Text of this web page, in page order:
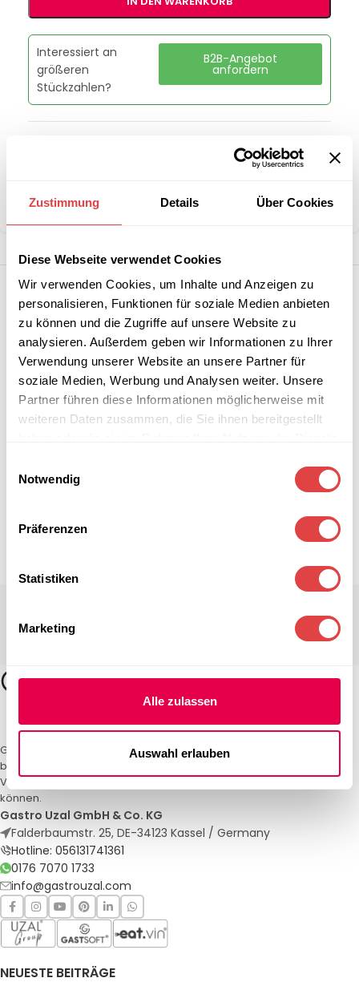
Zustimmung Details Über Cookies
Diese Webseite verwendet Cookies
Wir verwenden Cookies, um Inhalte und Anzeigen zu
personalisieren, Funktionen für soziale Medien anbieten
zu können und die Zugriffe auf unsere Website zu
analysieren. Außerdem geben wir Informationen zu Ihrer
Verwendung unserer Website an unsere Partner für
soziale Medien, Werbung und Analysen weiter. Unsere
Partner führen diese Informationen möglicherweise mit
weiteren Daten zusammen, die Sie ihnen bereitgestellt
Notwendig
Präferenzen
Statistiken
Marketing
Alle zulassen
Auswahl erlauben
Interessiert an
größeren
Stückzahlen?
B2B-Angebot
anfordern
Teilen:
Gastro Uzal – Ihr Spezialist für Gastronomiemöbel und -textilien. Wir
bieten maßgeschneiderte Lösungen für Restaurants, Hotels und
Veranstaltungen. Qualität und Service, auf die Sie sich verlassen
können.
Gastro Uzal GmbH & Co. KG
Falderbaumstr. 25, DE-34123 Kassel / Germany
Hotline: 056131741361
0176 7070 1733
info@gastrouzal.com
NEUESTE BEITRÄGE